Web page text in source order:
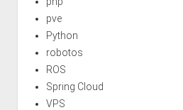
pve
Python
robotos
ROS
Spring Cloud
VPS